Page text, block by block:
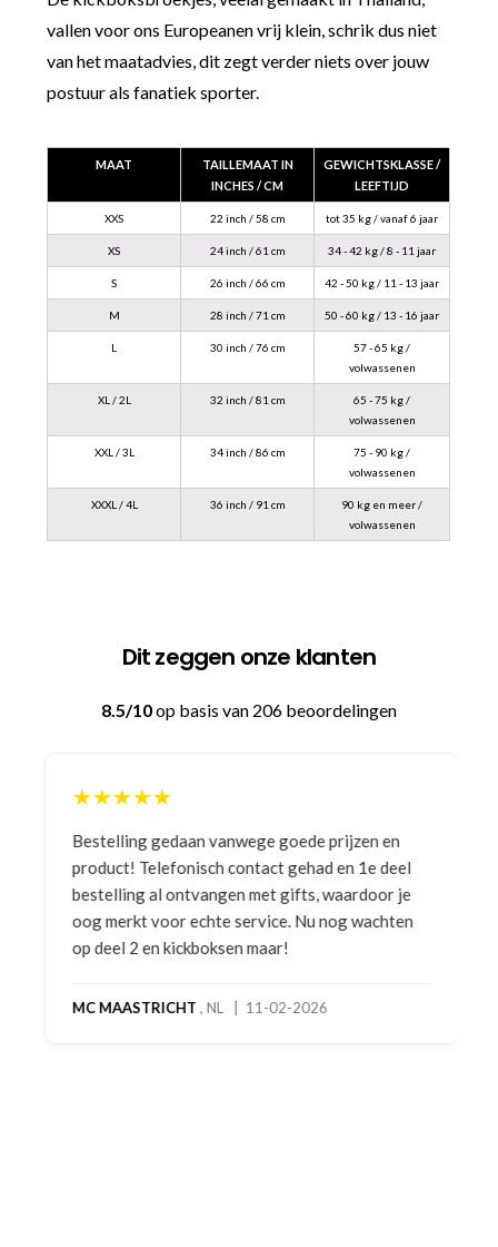
vallen voor ons Europeanen vrij klein, schrik dus niet
van het maatadvies, dit zegt verder niets over jouw
postuur als fanatiek sporter.
MAAT
TAILLEMAAT IN
INCHES / CM
GEWICHTSKLASSE /
LEEFTIJD
XXS 22 inch / 58 cm tot 35 kg / vanaf 6 jaar
XS 24 inch / 61 cm 34 - 42 kg / 8 - 11 jaar
S 26 inch / 66 cm 42 - 50 kg / 11 - 13 jaar
M 28 inch / 71 cm 50 - 60 kg / 13 - 16 jaar
L 30 inch / 76 cm
57 - 65 kg /
volwassenen
XL / 2L 32 inch / 81 cm
65 - 75 kg /
volwassenen
XXL / 3L 34 inch / 86 cm
75 - 90 kg /
volwassenen
XXXL / 4L 36 inch / 91 cm
90 kg en meer /
volwassenen
Dit zeggen onze klanten
8.5/10op basis van 206 beoordelingen
★★★★★
Bestelling gedaan vanwege goede prijzen en
product! Telefonisch contact gehad en 1e deel
bestelling al ontvangen met gifts, waardoor je
oog merkt voor echte service. Nu nog wachten
op deel 2 en kickboksen maar!
MC MAASTRICHT, NL | 11-02-2026